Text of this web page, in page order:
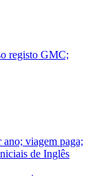
registo GMC;
viagem paga;
de Inglês